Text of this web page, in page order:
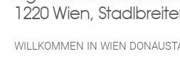
1220 Wien,
WILLKOMMEN IN WIEN